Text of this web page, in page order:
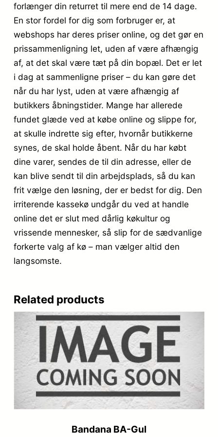
forlænger din returret til mere end de 14 dage.
En stor fordel for dig som forbruger er, at
webshops har deres priser online, og det gør en
prissammenligning let, uden af være afhængig
af, at det skal være tæt på din bopæl. Det er let
i dag at sammenligne priser – du kan gøre det
når du har lyst, uden at være afhængig af
butikkers åbningstider. Mange har allerede
fundet glæde ved at købe online og slippe for,
at skulle indrette sig efter, hvornår butikkerne
synes, de skal holde åbent. Når du har købt
dine varer, sendes de til din adresse, eller de
kan blive sendt til din arbejdsplads, så du kan
frit vælge den løsning, der er bedst for dig. Den
irriterende kassekø undgår du ved at handle
online det er slut med dårlig køkultur og
vrissende mennesker, så slip for de sædvanlige
forkerte valg af kø – man vælger altid den
langsomste.
Related products
Bandana BA-Gul